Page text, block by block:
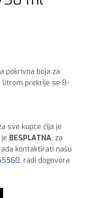
pokrivna boja za
litrom prekrije se 8-
sve kupce čija je
BESPLATNA, za
kontaktirati našu
, radi dogovora